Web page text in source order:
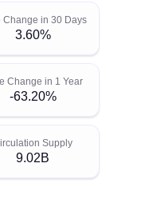
Change in 30 Days
3.60%
Change in 1 Year
-63.20%
Supply
9.02B